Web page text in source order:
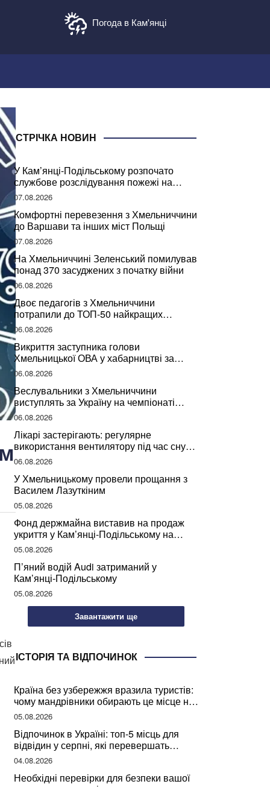
Погода в Кам'янці
СТРІЧКА НОВИН
У Кам’янці-Подільському розпочато
службове розслідування пожежі на
сміттєзвалищі
07.08.2026
Комфортні перевезення з Хмельниччини
до Варшави та інших міст Польщі
07.08.2026
На Хмельниччині Зеленський помилував
понад 370 засуджених з початку війни
06.08.2026
Двоє педагогів з Хмельниччини
потрапили до ТОП-50 найкращих
учителів України
06.08.2026
Викриття заступника голови
Хмельницької ОВА у хабарництві за
підписання контрактів на ремонт доріг
06.08.2026
Веслувальники з Хмельниччини
виступлять за Україну на чемпіонаті
світу
06.08.2026
Лікарі застерігають: регулярне
використання вентилятору під час сну
може негативно вплинути на ваше
здоров’я
06.08.2026
У Хмельницькому провели прощання з
Василем Лазуткіним
05.08.2026
Фонд держмайна виставив на продаж
укриття у Кам’янці-Подільському на
Хмельниччині
05.08.2026
П’яний водій Audi затриманий у
Кам’янці-Подільському
05.08.2026
Завантажити ще
ІСТОРІЯ ТА ВІДПОЧИНОК
Країна без узбережжя вразила туристів:
чому мандрівники обирають це місце на
відпочинок
05.08.2026
Відпочинок в Україні: топ-5 місць для
відвідин у серпні, які перевершать
закордонні враження
04.08.2026
Необхідні перевірки для безпеки вашої